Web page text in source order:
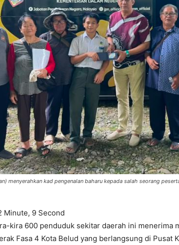
menyerahkan kad pengenalan baharu kepada salah seorang
Minute, 9 Second
kira 600 penduduk sekitar daerah ini menerima
Fasa 4 Kota Belud yang berlangsung di Pusat